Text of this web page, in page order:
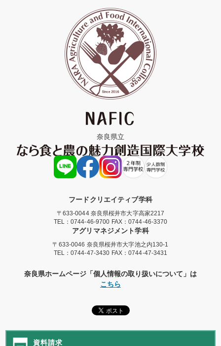
奈良県立
フードクリエイティブ学科
〒633-0044 奈良県桜井市大字高家2217
TEL：0744-46-9700 FAX：0744-46-3370
アグリマネジメント学科
〒633-0046 奈良県桜井市大字池之内130-1
TEL：0744-47-3430 FAX：0744-47-3431
奈良県ホームページ「個人情報の取り扱いについて」は
こちら
資料請求